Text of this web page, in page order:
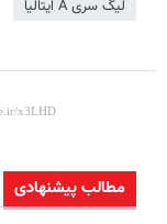
لیگ سری A ایتالیا
مطالب پیشنهادی